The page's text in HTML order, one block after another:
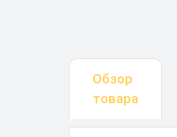
Обзор
товара